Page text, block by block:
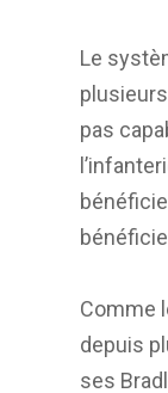
Le
pas
Comme
depuis
ses